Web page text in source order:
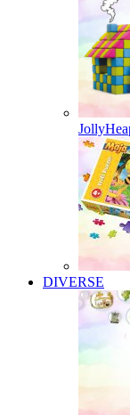
DIVERSE